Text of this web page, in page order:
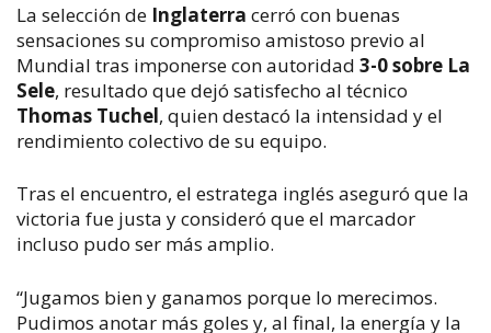
La selección de Inglaterra cerró con buenas
sensaciones su compromiso amistoso previo al
Mundial tras imponerse con autoridad 3-0 sobre La
Sele, resultado que dejó satisfecho al técnico
Thomas Tuchel, quien destacó la intensidad y el
rendimiento colectivo de su equipo.
Tras el encuentro, el estratega inglés aseguró que la
victoria fue justa y consideró que el marcador
incluso pudo ser más amplio.
“Jugamos bien y ganamos porque lo merecimos.
Pudimos anotar más goles y, al final, la energía y la